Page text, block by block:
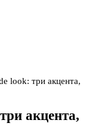
look: три акцента,
акцента,